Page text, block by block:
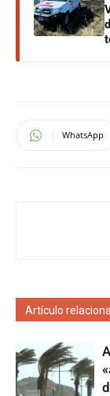
WhatsApp
Artículo